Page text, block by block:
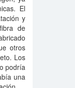
El
y
de
otros
Los
podría
una